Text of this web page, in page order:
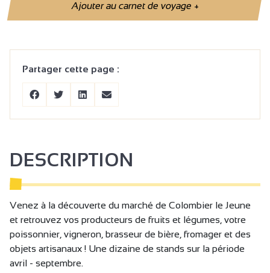
Ajouter au carnet de voyage+
Partager cette page :
DESCRIPTION
Venez à la découverte du marché de Colombier le Jeune
et retrouvez vos producteurs de fruits et légumes, votre
poissonnier, vigneron, brasseur de bière, fromager et des
objets artisanaux ! Une dizaine de stands sur la période
avril - septembre.